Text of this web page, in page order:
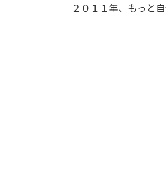
２０１１年、もっと